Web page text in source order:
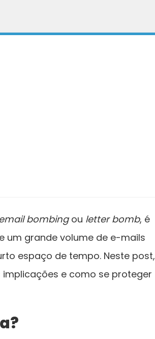
bombingou letter bomb, é
um grande volume de e-mails
espaço de tempo. Neste post,
e como se proteger